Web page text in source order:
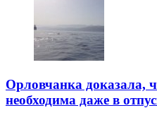
Орловчанка доказала,
необходима даже в